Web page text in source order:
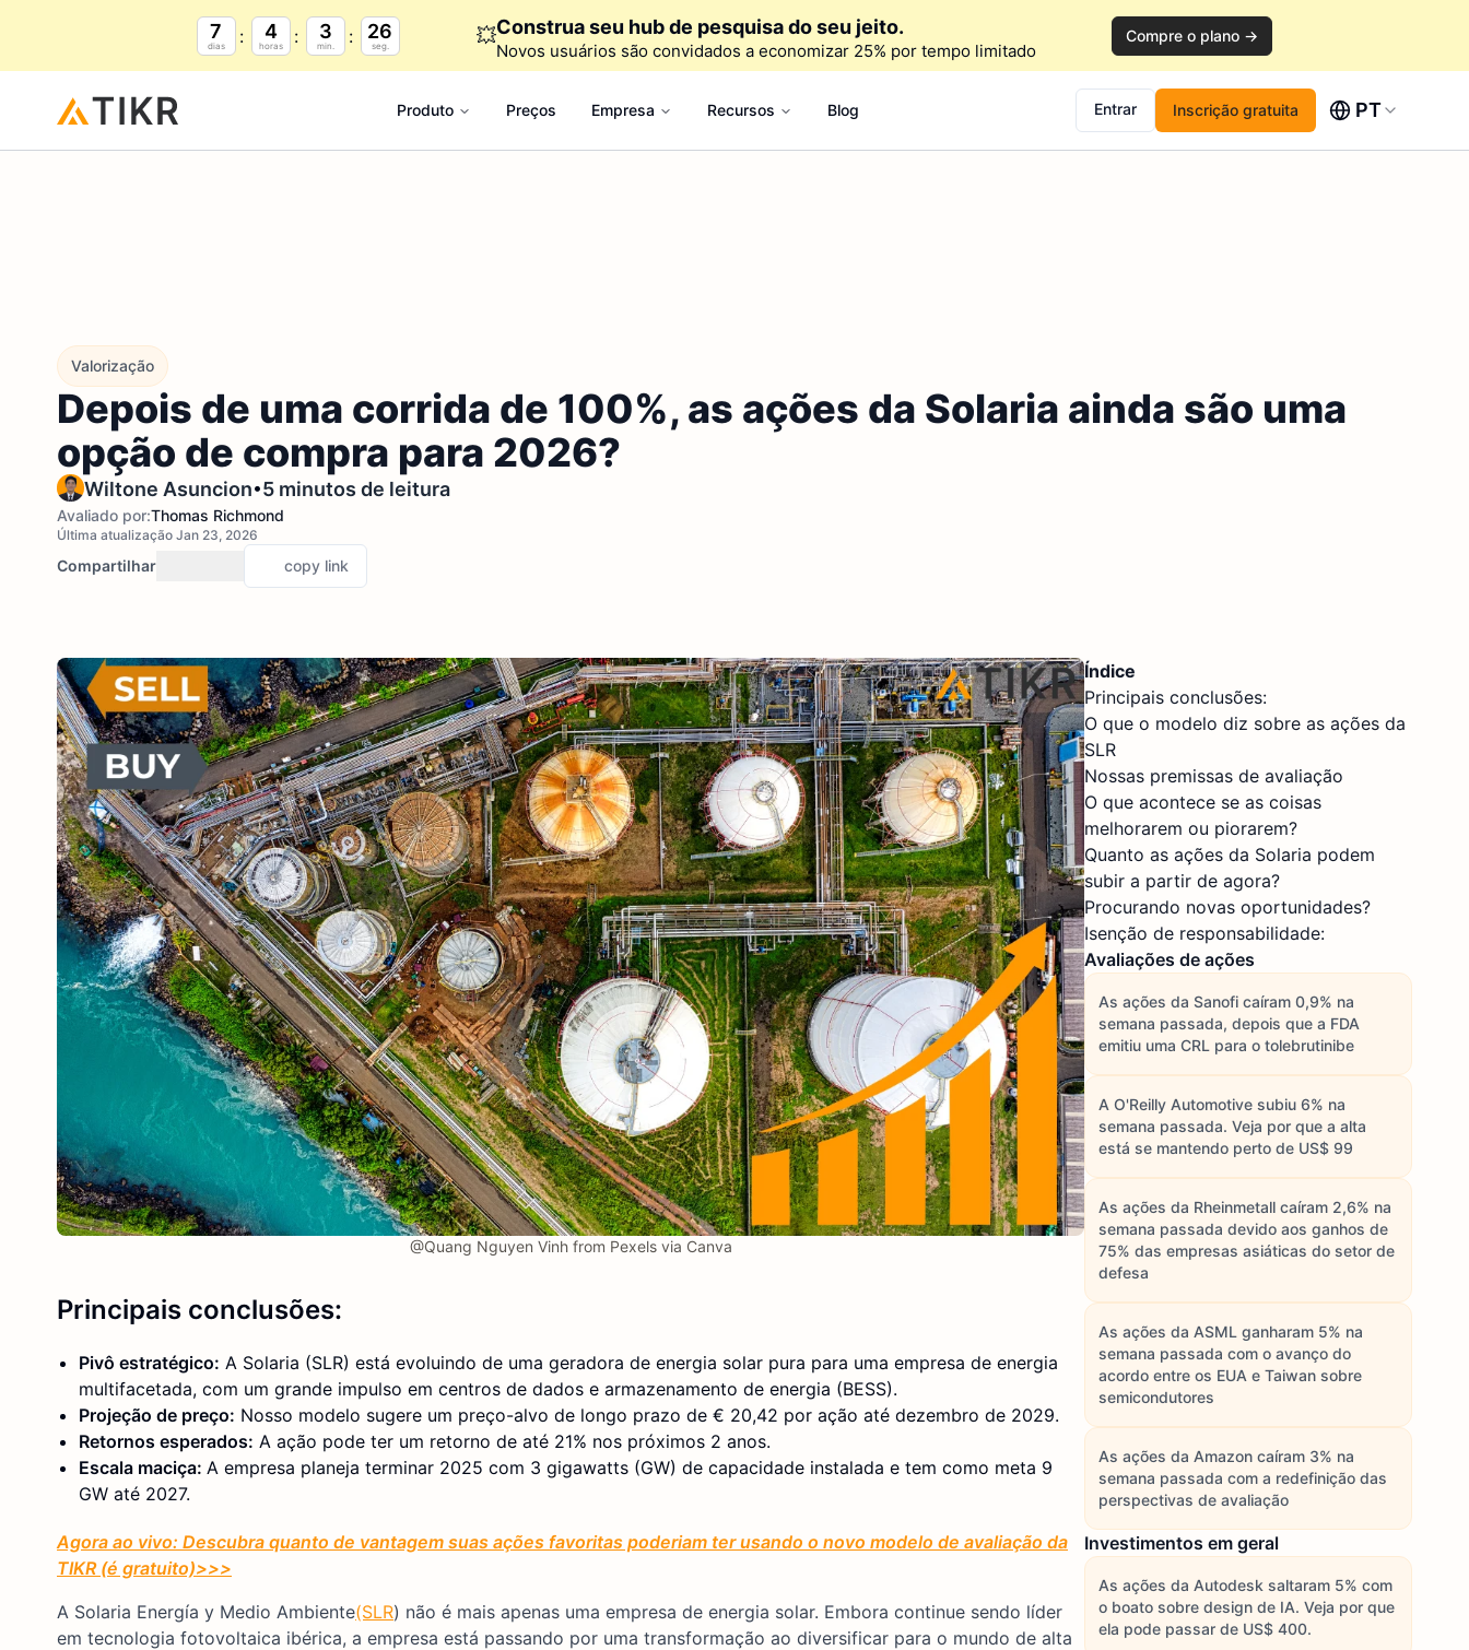
7
dias
4
horas
3
min.
24
seg. 💥Construa seu hub de pesquisa do seu jeito.
Novos usuários são convidados a economizar 25% por tempo limitado
Compre o plano →
Produto Preços Empresa Recursos Blog Entrar Inscrição gratuita PT
Valorização
Depois de uma corrida de 100%, as ações da Solaria ainda são uma
opção de compra para 2026?
Wiltone Asuncion•5 minutos de leitura
Avaliado por:Thomas Richmond
Última atualização Jan 23, 2026
Compartilhar copy link
@Quang Nguyen Vinh from Pexels via Canva
Principais conclusões:
Pivô estratégico: A Solaria (SLR) está evoluindo de uma geradora de energia solar pura para uma empresa de energia
multifacetada, com um grande impulso em centros de dados e armazenamento de energia (BESS).
Projeção de preço: Nosso modelo sugere um preço-alvo de longo prazo de € 20,42 por ação até dezembro de 2029.
Retornos esperados: A ação pode ter um retorno de até 21% nos próximos 2 anos.
Escala maciça: A empresa planeja terminar 2025 com 3 gigawatts (GW) de capacidade instalada e tem como meta 9
GW até 2027.
Agora ao vivo: Descubra quanto de vantagem suas ações favoritas poderiam ter usando o novo modelo de avaliação da
TIKR (é gratuito)>>>
A Solaria Energía y Medio Ambiente(SLR) não é mais apenas uma empresa de energia solar. Embora continue sendo líder
em tecnologia fotovoltaica ibérica, a empresa está passando por uma transformação ao diversificar para o mundo de alta
Índice
Principais conclusões:
O que o modelo diz sobre as ações da
SLR
Nossas premissas de avaliação
O que acontece se as coisas
melhorarem ou piorarem?
Quanto as ações da Solaria podem
subir a partir de agora?
Procurando novas oportunidades?
Isenção de responsabilidade:
Avaliações de ações
As ações da Sanofi caíram 0,9% na
semana passada, depois que a FDA
emitiu uma CRL para o tolebrutinibe
A O'Reilly Automotive subiu 6% na
semana passada. Veja por que a alta
está se mantendo perto de US$ 99
As ações da Rheinmetall caíram 2,6% na
semana passada devido aos ganhos de
75% das empresas asiáticas do setor de
defesa
As ações da ASML ganharam 5% na
semana passada com o avanço do
acordo entre os EUA e Taiwan sobre
semicondutores
As ações da Amazon caíram 3% na
semana passada com a redefinição das
perspectivas de avaliação
Investimentos em geral
As ações da Autodesk saltaram 5% com
o boato sobre design de IA. Veja por que
ela pode passar de US$ 400.